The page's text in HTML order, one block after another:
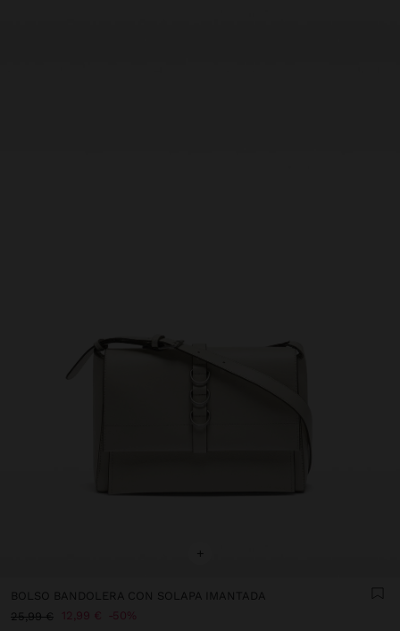
+
BOLSO BANDOLERA CON SOLAPA IMANTADA
25,99 €
12,99 € 50%